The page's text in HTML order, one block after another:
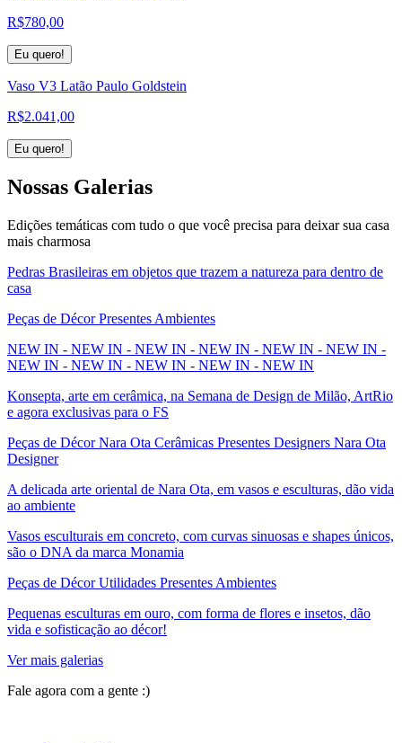
R$780,00
Eu quero!
Vaso V3 Latão Paulo Goldstein
R$2.041,00
Eu quero!
Nossas Galerias
Edições temáticas com tudo o que você precisa para deixar sua casa
mais charmosa
Pedras Brasileiras em objetos que trazem a natureza para dentro de
casa
Peças de Décor Presentes Ambientes
NEW IN - NEW IN - NEW IN - NEW IN - NEW IN - NEW IN -
NEW IN - NEW IN - NEW IN - NEW IN - NEW IN
Konsepta, arte em cerâmica, na Semana de Design de Milão, ArtRio
e agora exclusivas para o FS
Peças de Décor Nara Ota Cerâmicas Presentes Designers Nara Ota
Designer
A delicada arte oriental de Nara Ota, em vasos e esculturas, dão vida
ao ambiente
Vasos esculturais em concreto, com curvas sinuosas e shapes únicos,
são o DNA da marca Monamia
Peças de Décor Utilidades Presentes Ambientes
Pequenas esculturas em ouro, com forma de flores e insetos, dão
vida e sofisticação ao décor!
Ver mais galerias
Fale agora com a gente :)